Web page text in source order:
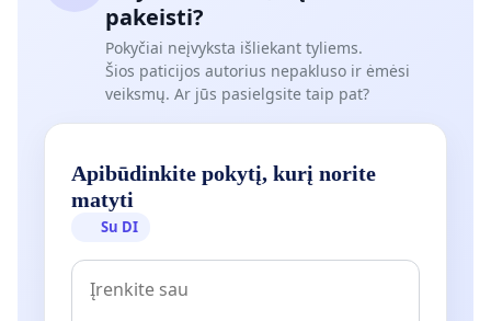
pakeisti?
Pokyčiai neįvyksta išliekant tyliems.
Šios paticijos autorius nepakluso ir ėmėsi
veiksmų. Ar jūs pasielgsite taip pat?
Apibūdinkite pokytį, kurį norite
matyti
Su DI